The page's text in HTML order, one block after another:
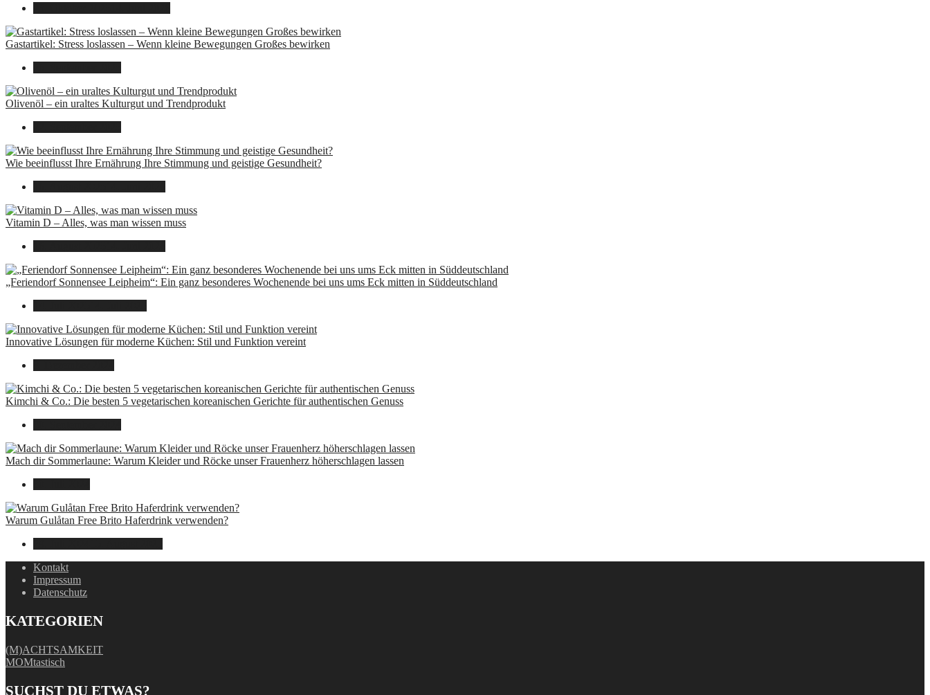
Gastartikel: Stress loslassen – Wenn kleine Bewegungen Großes bewirken
Olivenöl – ein uraltes Kulturgut und Trendprodukt
Wie beeinflusst Ihre Ernährung Ihre Stimmung und geistige Gesundheit?
Vitamin D – Alles, was man wissen muss
„Feriendorf Sonnensee Leipheim“: Ein ganz besonderes Wochenende bei uns ums Eck mitten in Süddeutschland
Innovative Lösungen für moderne Küchen: Stil und Funktion vereint
Kimchi & Co.: Die besten 5 vegetarischen koreanischen Gerichte für authentischen Genuss
Mach dir Sommerlaune: Warum Kleider und Röcke unser Frauenherz höherschlagen lassen
Warum Gulåtan Free Brito Haferdrink verwenden?
Kontakt
Impressum
Datenschutz
KATEGORIEN
(M)ACHTSAMKEIT
MOMtastisch
SUCHST DU ETWAS?